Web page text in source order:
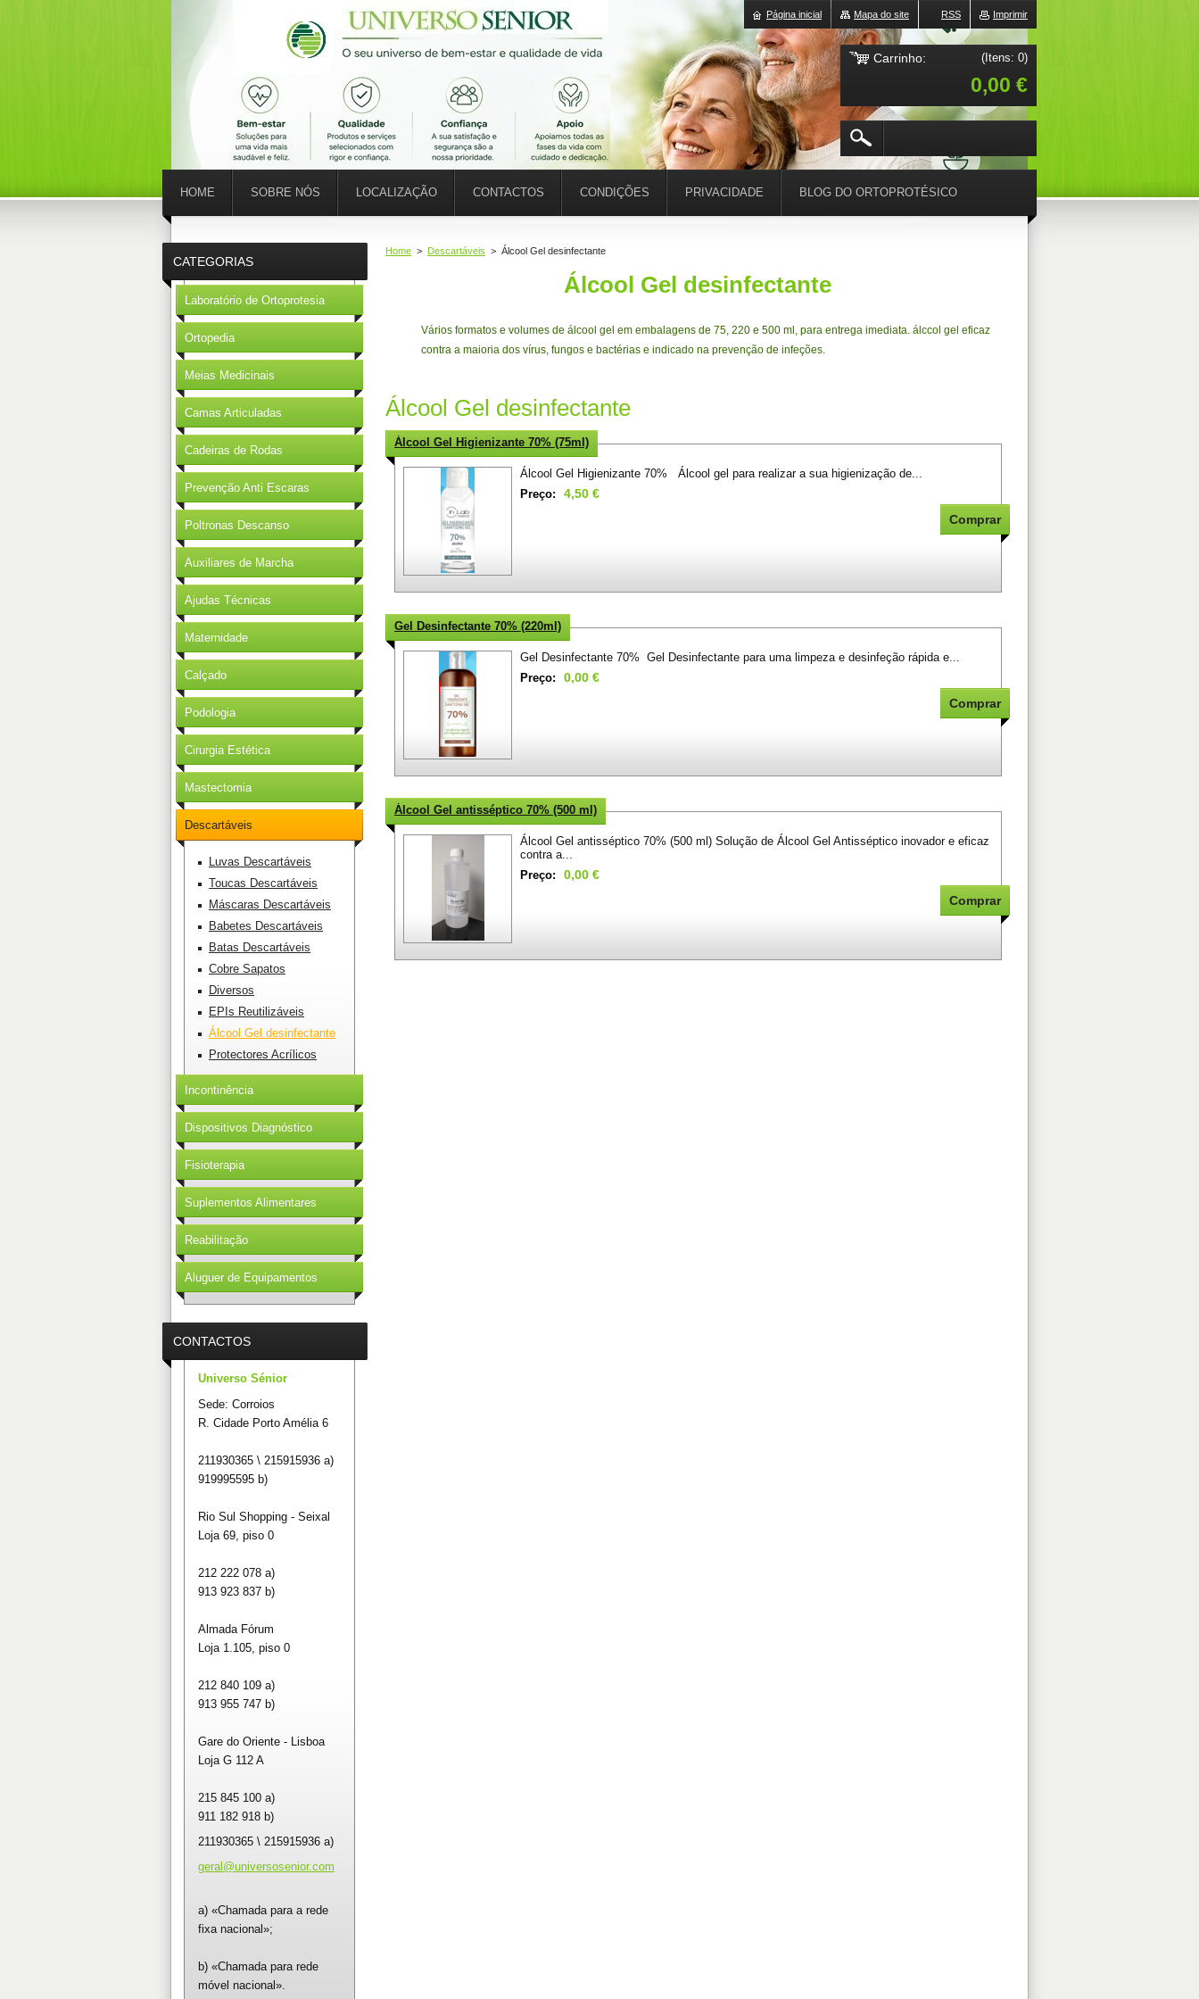
Home > Descartáveis > Álcool Gel desinfectante
Álcool Gel desinfectante
Vários formatos e volumes de álcool gel em embalagens de 75, 220 e 500 ml, para entrega imediata. álccol gel eficaz
contra a maioria dos vírus, fungos e bactérias e indicado na prevenção de infeções.
Álcool Gel desinfectante
Álcool Gel Higienizante 70% (75ml)
Álcool Gel Higienizante 70% Álcool gel para realizar a sua higienização de...
Preço:
4,50 €
Gel Desinfectante 70% (220ml)
Gel Desinfectante 70% Gel Desinfectante para uma limpeza e desinfeção rápida e...
Preço:
0,00 €
Álcool Gel antisséptico 70% (500 ml)
Álcool Gel antisséptico 70% (500 ml) Solução de Álcool Gel Antisséptico inovador e eficaz
contra a...
Preço:
0,00 €
CATEGORIAS
Laboratório de Ortoprotesia
Ortopedia
Meias Medicinais
Camas Articuladas
Cadeiras de Rodas
Prevenção Anti Escaras
Poltronas Descanso
Auxiliares de Marcha
Ajudas Técnicas
Maternidade
Calçado
Podologia
Cirurgia Estética
Mastectomia
Descartáveis
Luvas Descartáveis
Toucas Descartáveis
Máscaras Descartáveis
Babetes Descartáveis
Batas Descartáveis
Cobre Sapatos
Diversos
EPIs Reutilizáveis
Álcool Gel desinfectante
Protectores Acrílicos
Incontinência
Dispositivos Diagnóstico
Fisioterapia
Suplementos Alimentares
Reabilitação
Aluguer de Equipamentos
CONTACTOS
Universo Sénior
Sede: Corroios
R. Cidade Porto Amélia 6
211930365 \ 215915936 a)
919995595 b)
Rio Sul Shopping - Seixal
Loja 69, piso 0
212 222 078 a)
913 923 837 b)
Almada Fórum
Loja 1.105, piso 0
212 840 109 a)
913 955 747 b)
Gare do Oriente - Lisboa
Loja G 112 A
215 845 100 a)
911 182 918 b)
211930365 \ 215915936 a)
geral@universosenior.com
a) «Chamada para a rede
fixa nacional»;
b) «Chamada para rede
móvel nacional».
HOME SOBRE NÓS LOCALIZAÇÃO CONTACTOS CONDIÇÕES PRIVACIDADE BLOG DO ORTOPROTÉSICO
Imprimir
RSS
Mapa do site
Página inicial
Carrinho: (Itens: 0)
0,00 €